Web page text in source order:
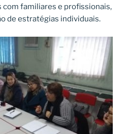
com familiares e profissionais,
de estratégias individuais.